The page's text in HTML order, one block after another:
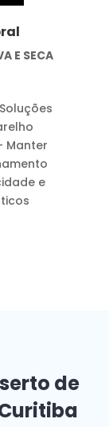
E SECA
Manter
e
de